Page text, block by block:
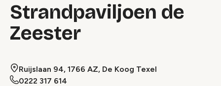
Strandpaviljoen de
Zeester
Ruijslaan 94, 1766 AZ, De Koog Texel
0222 317 614